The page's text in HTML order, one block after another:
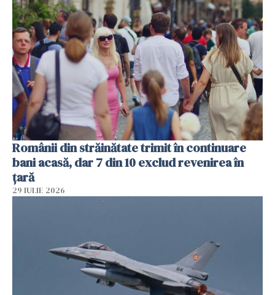
Românii din străinătate trimit în continuare
bani acasă, dar 7 din 10 exclud revenirea în
țară
29 IULIE 2026